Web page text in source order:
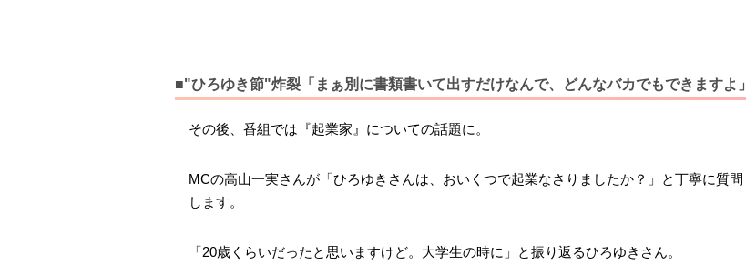
■"ひろゆき節"炸裂「まぁ別に書類書いて出すだけなんで、どんなバカでもできますよ」
その後、番組では『起業家』についての話題に。
MCの高山一実さんが「ひろゆきさんは、おいくつで起業なさりましたか？」と丁寧に質問
します。
「20歳くらいだったと思いますけど。大学生の時に」と振り返るひろゆきさん。